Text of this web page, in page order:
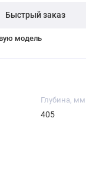
Быстрый заказ
модель
Глубина, мм
405